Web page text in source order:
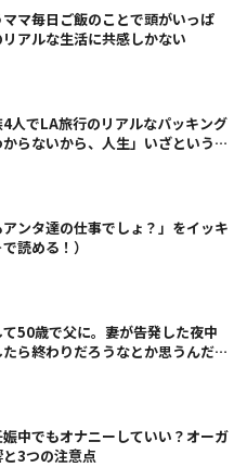
マ毎日ご飯のことで頭がいっぱ
アルな生活に共感しかない
人でLA旅行のリアルなパッキング
らないから、人生」いざというと
ンタ達の仕事でしょ？」をイッキ
読める！）
50歳で父に。妻が告発した夜中
ら終わりだろうなとか思うんだけ
中でもオナニーしていい？オーガ
3つの注意点